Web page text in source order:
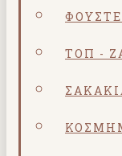
ΤΟΠ -